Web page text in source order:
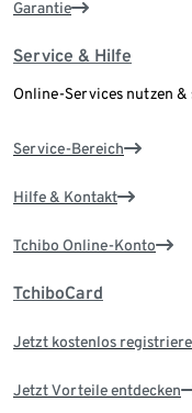
Garantie
Service & Hilfe
Online-Services nutzen
Service-Bereich
Hilfe & Kontakt
Tchibo Online-Konto
TchiboCard
Jetzt kostenlos
Jetzt Vorteile entdecken